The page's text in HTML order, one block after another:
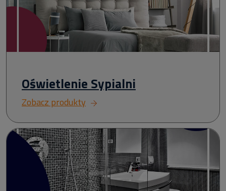
Oświetlenie Sypialni
Zobacz produkty